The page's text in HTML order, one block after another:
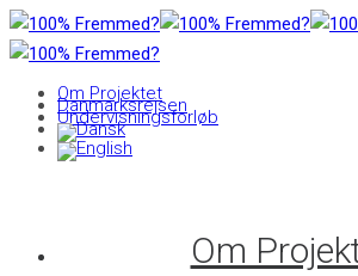
Om Projektet
Danmarksrejsen
Undervisningsforløb
Om